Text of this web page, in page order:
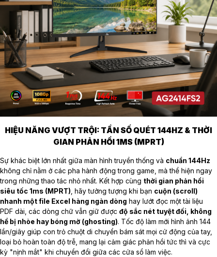
HIỆU NĂNG VƯỢT TRỘI: TẦN SỐ QUÉT 144HZ & THỜI
GIAN PHẢN HỒI 1MS (MPRT)
Sự khác biệt lớn nhất giữa màn hình truyền thống và chuẩn 144Hz
không chỉ nằm ở các pha hành động trong game, mà thể hiện ngay
trong những thao tác nhỏ nhất. Kết hợp cùng thời gian phản hồi
siêu tốc 1ms (MPRT) , hãy tưởng tượng khi bạn cuộn (scroll)
nhanh một file Excel hàng ngàn dòng hay lướt đọc một tài liệu
PDF dài, các dòng chữ vẫn giữ được độ sắc nét tuyệt đối, không
hề bị nhòe hay bóng mờ (ghosting). Tốc độ làm mới hình ảnh 144
lần/giây giúp con trỏ chuột di chuyển bám sát mọi cử động của tay,
loại bỏ hoàn toàn độ trễ, mang lại cảm giác phản hồi tức thì và cực
kỳ "nịnh mắt" khi chuyển đổi giữa các cửa sổ làm việc.